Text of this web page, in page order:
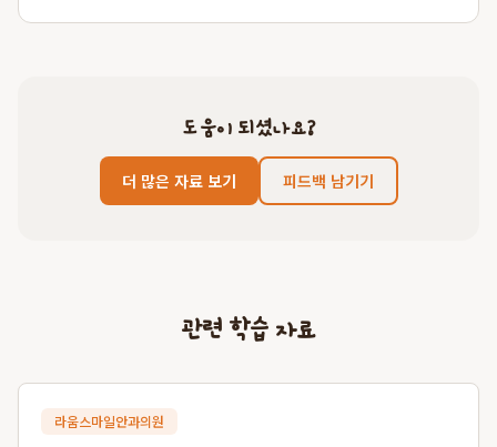
도움이 되셨나요?
더 많은 자료 보기 피드백 남기기
관련 학습 자료
라움스마일안과의원